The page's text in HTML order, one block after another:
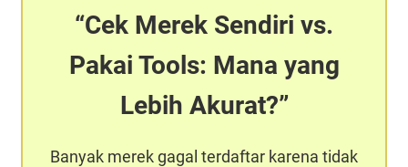
Cek Merek Sendiri vs.
Pakai Tools: Mana yang
Lebih Akurat?
Banyak merek gagal terdaftar karena tidak